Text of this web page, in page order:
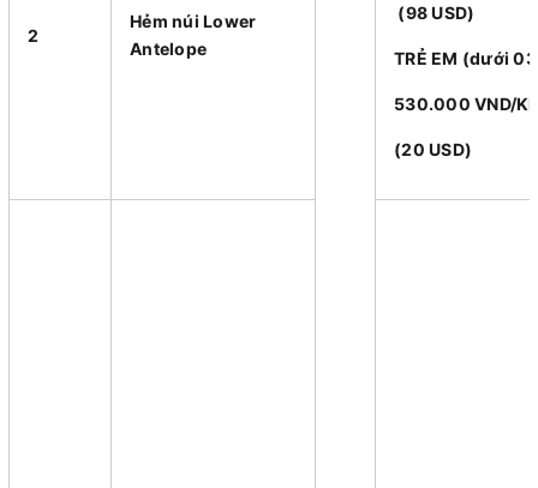
2
Hẻm núi Lower
Antelope
(98 USD)
TRẺ EM (dưới
530.000 VND/
(20 USD)